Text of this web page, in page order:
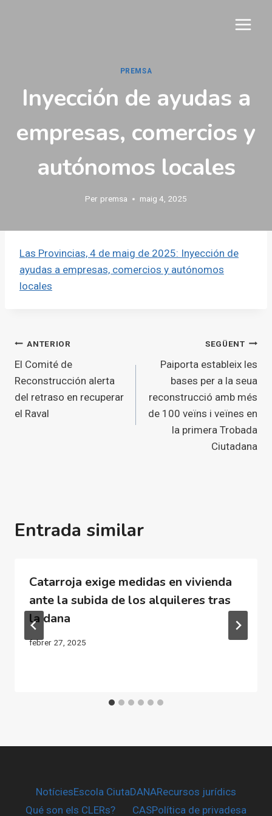
PREMSA
Inyección de ayudas a
empresas, comercios y
autónomos locales
Per premsa maig 4, 2025
Las Provincias, 4 de maig de 2025: Inyección de
ayudas a empresas, comercios y autónomos
locales
Navegació
d'entrades
ANTERIOR
El Comité de
Reconstrucción alerta
del retraso en recuperar
el Raval
SEGÜENT
Paiporta estableix les
bases per a la seua
reconstrucció amb més
de 100 veïns i veïnes en
la primera Trobada
Ciutadana
Entrada similar
Catarroja exige medidas en vivienda
ante la subida de los alquileres tras
la dana
febrer 27, 2025
NotíciesEscola CiutaDANARecursos jurídics
Qué son els CLERs?
CASPolítica de privadesa